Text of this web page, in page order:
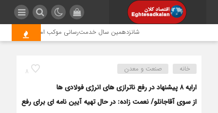
شانزدهمین سال خدمت‌رسانی موکب امام رضا (ع)
8 خانه صنعت و معدن
ارایه ۸ پیشنهاد در رفع ناترازی های انرژی فولادی ها
از سوی آقاجانلو/ نعمت زاده: در حال تهیه آیین نامه ای برای رفع